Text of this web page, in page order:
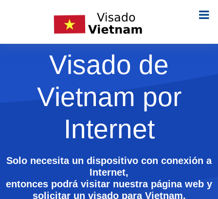
Visado de
Vietnam por
Internet
Solo necesita un dispositivo con conexión a
Internet,
entonces podrá visitar nuestra página web y
solicitar un visado para Vietnam.